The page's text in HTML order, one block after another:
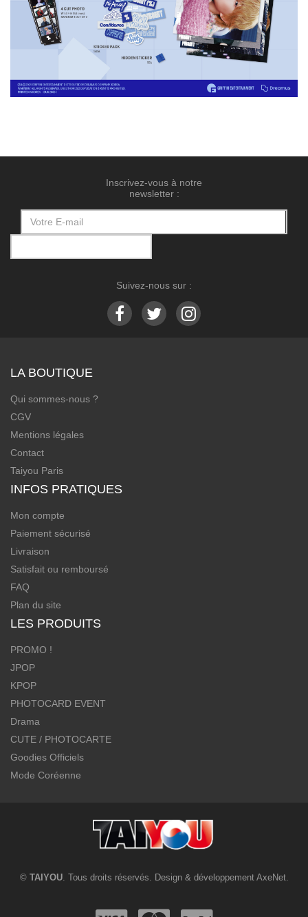
Inscrivez-vous à notre
newsletter :
Suivez-nous sur :
LA BOUTIQUE
Qui sommes-nous ?
CGV
Mentions légales
Contact
Taiyou Paris
INFOS PRATIQUES
Mon compte
Paiement sécurisé
Livraison
Satisfait ou remboursé
FAQ
Plan du site
LES PRODUITS
PROMO !
JPOP
KPOP
PHOTOCARD EVENT
Drama
CUTE / PHOTOCARTE
Goodies Officiels
Mode Coréenne
© TAIYOU. Tous droits réservés. Design & développement AxeNet.